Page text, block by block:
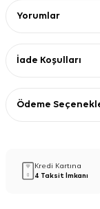
Yorumlar
İade Koşulları
Ödeme
Kredi Kartına
4 Taksit İmkanı